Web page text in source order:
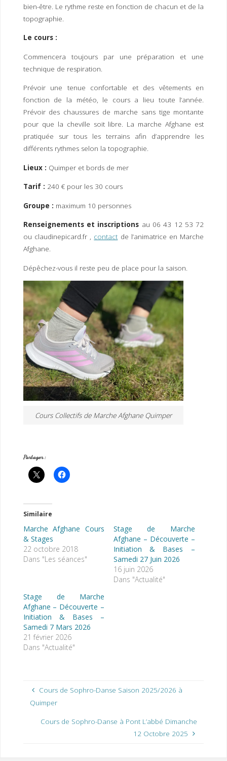
bien-être. Le rythme reste en fonction de chacun et de la
topographie.
Le cours :
Commencera toujours par une préparation et une
technique de respiration.
Prévoir une tenue confortable et des vêtements en
fonction de la météo, le cours a lieu toute l’année.
Prévoir des chaussures de marche sans tige montante
pour que la cheville soit libre. La marche Afghane est
pratiquée sur tous les terrains afin d’apprendre les
différents rythmes selon la topographie.
Lieux : Quimper et bords de mer
Tarif : 240 € pour les 30 cours
Groupe : maximum 10 personnes
Renseignements et inscriptions au 06 43 12 53 72
ou claudinepicard.fr , contact de l’animatrice en Marche
Afghane.
Dépêchez-vous il reste peu de place pour la saison.
Cours Collectifs de Marche Afghane Quimper
Partager :
Similaire
Marche Afghane Cours
& Stages
22 octobre 2018
Dans "Les séances"
Stage de Marche
Afghane – Découverte –
Initiation & Bases –
Samedi 27 Juin 2026
16 juin 2026
Dans "Actualité"
Stage de Marche
Afghane – Découverte –
Initiation & Bases –
Samedi 7 Mars 2026
21 février 2026
Dans "Actualité"
Cours de Sophro-Danse Saison 2025/2026 à
Quimper
Cours de Sophro-Danse à Pont L’abbé Dimanche
12 Octobre 2025